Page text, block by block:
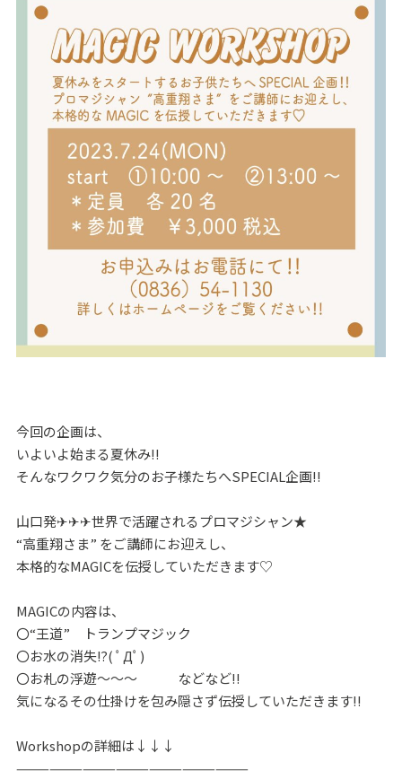
今回の企画は、
いよいよ始まる夏休み‼
そんなワクワク気分のお子様たちへSPECIAL企画‼
山口発✈✈✈世界で活躍されるプロマジシャン★
“高重翔さま” をご講師にお迎えし、
本格的なMAGICを伝授していただきます♡
MAGICの内容は、
〇“王道” トランプマジック
〇お水の消失⁉( ﾟДﾟ)
〇お札の浮遊～～～ などなど‼
気になるその仕掛けを包み隠さず伝授していただきます‼
Workshopの詳細は↓↓↓
—————————————————————